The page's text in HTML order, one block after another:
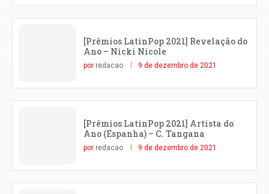
[Prêmios LatinPop 2021] Revelação do
Ano – Nicki Nicole
por redacao 9 de dezembro de 2021
[Prêmios LatinPop 2021] Artista do
Ano (Espanha) – C. Tangana
por redacao 9 de dezembro de 2021